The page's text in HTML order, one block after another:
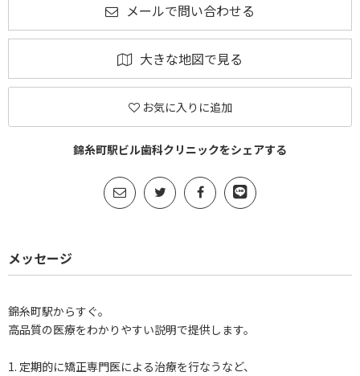
メールで問い合わせる
大きな地図で見る
お気に入りに追加
錦糸町駅ビル歯科クリニックをシェアする
メッセージ
錦糸町駅からすぐ。
高品質の医療をわかりやすい説明で提供します。
1. 定期的に矯正専門医による治療を行なうなど、